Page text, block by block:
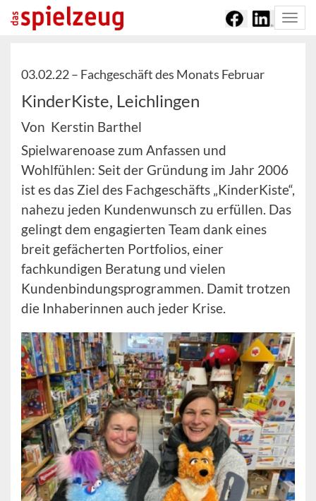
03.02.22 – Fachgeschäft des Monats Februar
KinderKiste, Leichlingen
Von Kerstin Barthel
Spielwarenoase zum Anfassen und
Wohlfühlen: Seit der Gründung im Jahr 2006
ist es das Ziel des Fachgeschäfts „KinderKiste“,
nahezu jeden Kundenwunsch zu erfüllen. Das
gelingt dem engagierten Team dank eines
breit gefächerten Portfolios, einer
fachkundigen Beratung und vielen
Kundenbindungsprogrammen. Damit trotzen
die Inhaberinnen auch jeder Krise.